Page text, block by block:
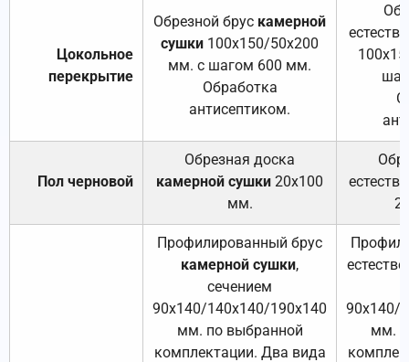
Цокольное
перекрытие
Обрезной брус камерной
сушки 100х150/50х200
мм. с шагом 600 мм.
Обработка
антисептиком.
Пол черновой
Обрезная доска
камерной сушки 20х100
мм.
Профилированный брус
камерной сушки,
сечением
90х140/140х140/190х140
мм. по выбранной
комплектации. Два вида
90х140/
мм.